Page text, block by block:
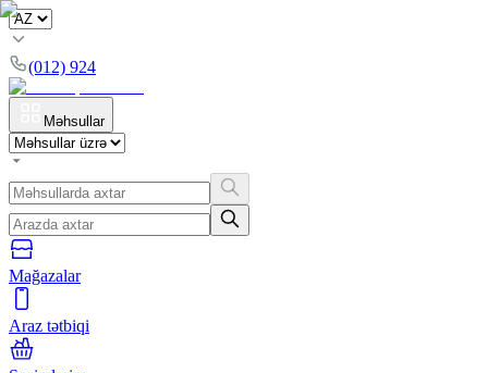
(012) 924
Məhsullar
Mağazalar
Araz tətbiqi